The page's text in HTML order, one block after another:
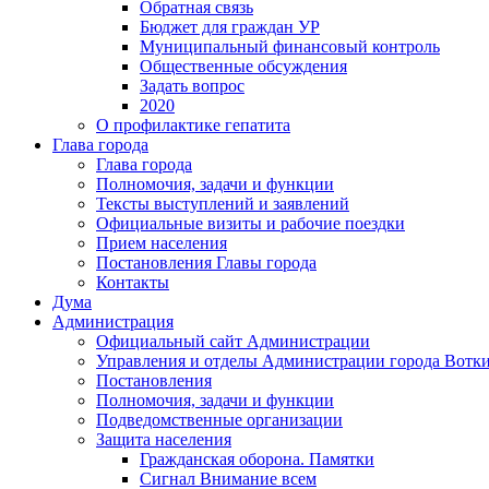
Обратная связь
Бюджет для граждан УР
Муниципальный финансовый контроль
Общественные обсуждения
Задать вопрос
2020
О профилактике гепатита
Глава города
Глава города
Полномочия, задачи и функции
Тексты выступлений и заявлений
Официальные визиты и рабочие поездки
Прием населения
Постановления Главы города
Контакты
Дума
Администрация
Официальный сайт Администрации
Управления и отделы Администрации города
Постановления
Полномочия, задачи и функции
Подведомственные организации
Защита населения
Гражданская оборона. Памятки
Сигнал Внимание всем